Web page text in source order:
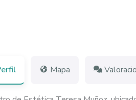
Mapa